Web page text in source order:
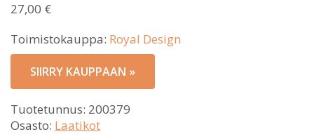
27,00 €
Toimistokauppa: Royal Design
SIIRRY KAUPPAAN »
Tuotetunnus: 200379
Osasto: Laatikot